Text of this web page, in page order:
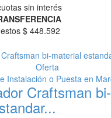
sin interés
$ 448.592
Craftsman bi-